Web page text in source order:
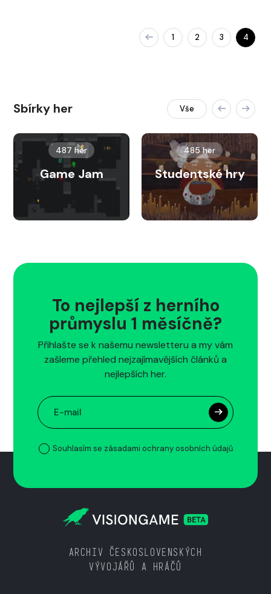
1 2 3 4
Sbírky her Vše
487 her
Game Jam
485 her
Studentské hry
To nejlepší z herního
průmyslu 1 měsíčně?
Přihlašte se k našemu newsletteru a my vám
zašleme přehled nejzajímavějších článků a
nejlepších her.
Souhlasím se zásadami ochrany osobních údajů
ARCHIV ČESKOSLOVENSKÝCH
VÝVOJÁŘŮ A HRÁČŮ